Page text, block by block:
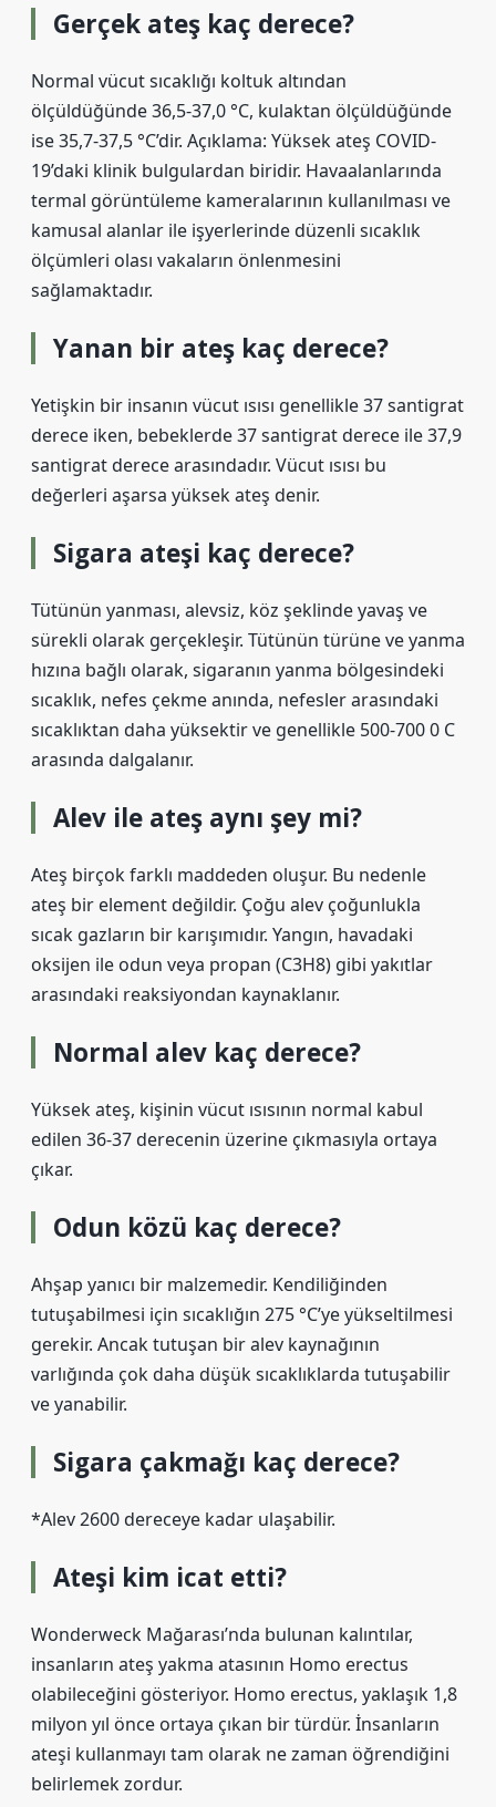
Gerçek ateş kaç derece?
Normal vücut sıcaklığı koltuk altından
ölçüldüğünde 36,5-37,0 °C, kulaktan ölçüldüğünde
ise 35,7-37,5 °C’dir. Açıklama: Yüksek ateş COVID-
19’daki klinik bulgulardan biridir. Havaalanlarında
termal görüntüleme kameralarının kullanılması ve
kamusal alanlar ile işyerlerinde düzenli sıcaklık
ölçümleri olası vakaların önlenmesini
sağlamaktadır.
Yanan bir ateş kaç derece?
Yetişkin bir insanın vücut ısısı genellikle 37 santigrat
derece iken, bebeklerde 37 santigrat derece ile 37,9
santigrat derece arasındadır. Vücut ısısı bu
değerleri aşarsa yüksek ateş denir.
Sigara ateşi kaç derece?
Tütünün yanması, alevsiz, köz şeklinde yavaş ve
sürekli olarak gerçekleşir. Tütünün türüne ve yanma
hızına bağlı olarak, sigaranın yanma bölgesindeki
sıcaklık, nefes çekme anında, nefesler arasındaki
sıcaklıktan daha yüksektir ve genellikle 500-700 0 C
arasında dalgalanır.
Alev ile ateş aynı şey mi?
Ateş birçok farklı maddeden oluşur. Bu nedenle
ateş bir element değildir. Çoğu alev çoğunlukla
sıcak gazların bir karışımıdır. Yangın, havadaki
oksijen ile odun veya propan (C3H8) gibi yakıtlar
arasındaki reaksiyondan kaynaklanır.
Normal alev kaç derece?
Yüksek ateş, kişinin vücut ısısının normal kabul
edilen 36-37 derecenin üzerine çıkmasıyla ortaya
çıkar.
Odun közü kaç derece?
Ahşap yanıcı bir malzemedir. Kendiliğinden
tutuşabilmesi için sıcaklığın 275 °C’ye yükseltilmesi
gerekir. Ancak tutuşan bir alev kaynağının
varlığında çok daha düşük sıcaklıklarda tutuşabilir
ve yanabilir.
Sigara çakmağı kaç derece?
*Alev 2600 dereceye kadar ulaşabilir.
Ateşi kim icat etti?
Wonderweck Mağarası’nda bulunan kalıntılar,
insanların ateş yakma atasının Homo erectus
olabileceğini gösteriyor. Homo erectus, yaklaşık 1,8
milyon yıl önce ortaya çıkan bir türdür. İnsanların
ateşi kullanmayı tam olarak ne zaman öğrendiğini
belirlemek zordur.